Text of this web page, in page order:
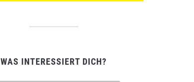
WAS INTERESSIERT DICH?